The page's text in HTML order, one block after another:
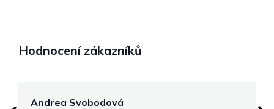
Hodnocení zákazníků
Andrea Svobodová